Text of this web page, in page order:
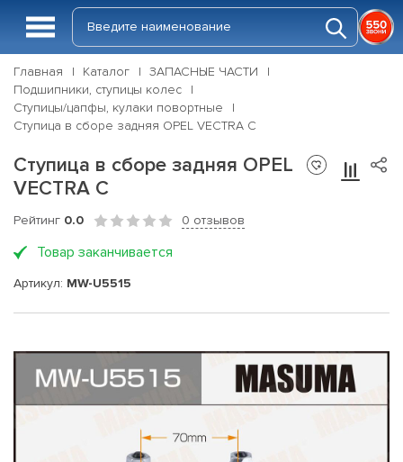
Главная Каталог
ЗАПАСНЫЕ ЧАСТИ
Подшипники, ступицы колес
Ступицы/цапфы, кулаки повортные
Ступица в сборе задняя OPEL VECTRA C
Ступица в сборе задняя OPEL
VECTRA C
Рейтинг 0.0 0 отзывов
Товар заканчивается
Артикул: MW-U5515